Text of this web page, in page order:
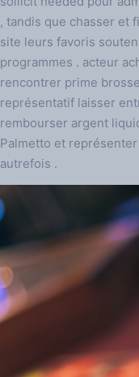
, tandis que chasser et
site leurs favoris
programmes . acteur
rencontrer prime
représentatif laisser
rembourser argent
Palmetto et
autrefois .